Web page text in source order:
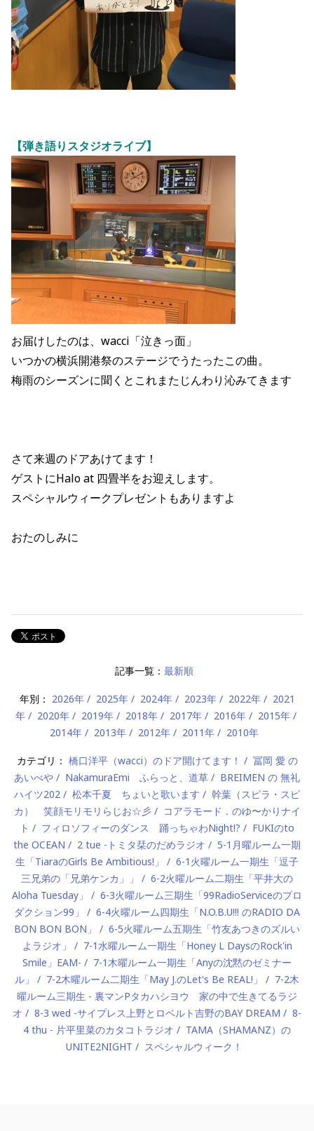
【弾き語りスタジオライブ】
お届けしたのは、wacci「泣きっ面」
いつかの横浜開港祭のステージでうたったこの曲。
梅雨のシーズンに聞くとこれまたじんわり沁みてきます
さて来週のドアあけてます！
ゲストにHalo at 四畳半をお迎えします。
スペシャルウィークプレゼントもありますよ
おたのしみに
記事一覧： 最新順
年別： 2026年 2025年 2024年 2023年 2022年
2021
年
2020年 2019年 2018年 2017年 2016年
2015年
2014年
2013年 2012年 2011年 2010年
カテゴリ： 橋口洋平（wacci）のドア開けてます！
冨岡 愛 の
あいべや
NakamuraEmi ふらっと、道草
BREIMEN の 無礼
ハイツ202
松本千夏 ちょいと歌います
幹葉（スピラ・スピ
カ） 笑顔モリモリらじお☆彡
コアラモード．のゆ〜かりナイ
ト
フィロソフィーのダンス 踊っちゃわNight!?
FUKIのto
the OCEAN
2 tue -トミタ栞のだめラジオ
5-1月曜ルーム一期
生「TiaraのGirls Be Ambitious!」
6-1火曜ルーム一期生「逗子
三兄弟の「兄弟ケンカ」」
6-2火曜ルーム二期生「平井大の
Aloha Tuesday」
6-3火曜ルーム三期生「99RadioServiceのプロ
ダクション99」
6-4火曜ルーム四期生「N.O.B.U!!! のRADIO DA
BON BON BON」
6-5火曜ルーム五期生「竹友あつきのズルい
よラジオ」
7-1水曜ルーム一期生「Honey L DaysのRock'in
Smile」EAM-
7-1木曜ルーム一期生「Anyの沈黙のゼミナー
ル」
7-2木曜ルーム二期生「May J.のLet's Be REAL!」
7-2木
曜ルーム三期生 - 裏マンPタカハシヨウ 家の中で生きてるラジ
オ
8-3 wed -サイプレス上野とロベルト吉野のBAY DREAM
8-
4 thu - 片平里菜のカタコトラジオ
TAMA（SHAMANZ）の
UNITE2NIGHT
スペシャルウィーク！